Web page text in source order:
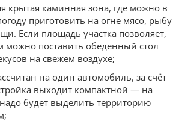
крытая каминная зона, где можно в
приготовить на огне мясо, рыбу
Если площадь участка позволяет,
можно поставить обеденный стол
на свежем воздухе;
на один автомобиль, за счёт
выходит компактной — на
надо будет выделить территорию